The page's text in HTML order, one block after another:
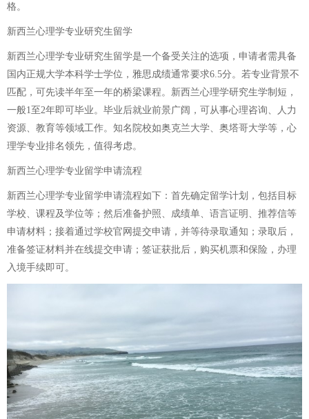
格。
新西兰心理学专业研究生留学
新西兰心理学专业研究生留学是一个备受关注的选项，申请者需具备
国内正规大学本科学士学位，雅思成绩通常要求6.5分。若专业背景不
匹配，可先读半年至一年的桥梁课程。新西兰心理学研究生学制短，
一般1至2年即可毕业。毕业后就业前景广阔，可从事心理咨询、人力
资源、教育等领域工作。知名院校如奥克兰大学、奥塔哥大学等，心
理学专业排名领先，值得考虑。
新西兰心理学专业留学申请流程
新西兰心理学专业留学申请流程如下：首先确定留学计划，包括目标
学校、课程及学位等；然后准备护照、成绩单、语言证明、推荐信等
申请材料；接着通过学校官网提交申请，并等待录取通知；录取后，
准备签证材料并在线提交申请；签证获批后，购买机票和保险，办理
入境手续即可。